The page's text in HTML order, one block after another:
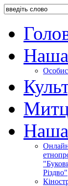
Наша
Різдво"